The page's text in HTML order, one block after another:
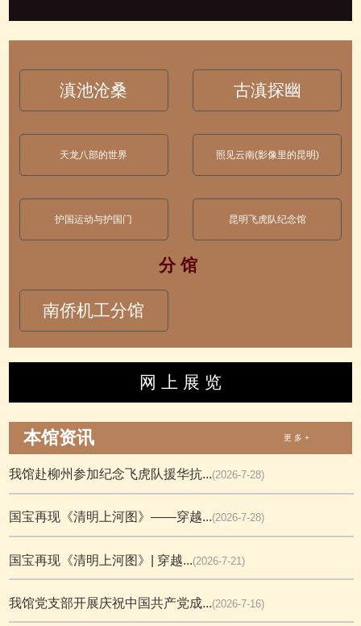
滇池沧桑 古滇探幽
天龙八部的世界 照见云南(影像里的昆明)
护国运动与护国门 昆明飞虎队纪念馆
分 馆
南侨机工分馆
网 上 展 览
本馆资讯 更 多 +
我馆赴柳州参加纪念飞虎队援华抗...(2026-7-28)
国宝再现《清明上河图》——穿越...(2026-7-28)
国宝再现《清明上河图》| 穿越...(2026-7-21)
我馆党支部开展庆祝中国共产党成...(2026-7-16)